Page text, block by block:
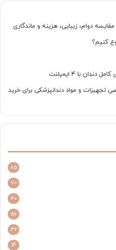
کنیم؟
و مواد دندانپزشکی برای خرید
85
70
20
56
32
14